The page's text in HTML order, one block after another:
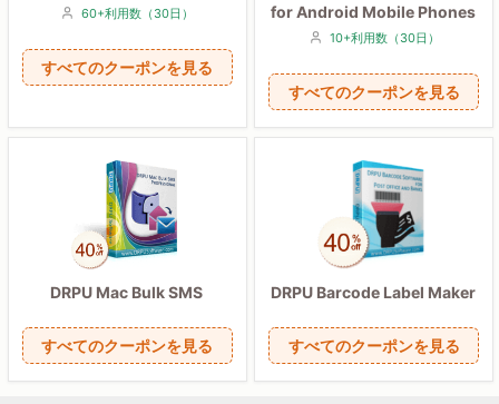
60+利用数（30日）
すべてのクーポンを見る
for Android Mobile Phones
10+利用数（30日）
すべてのクーポンを見る
DRPU Mac Bulk SMS
すべてのクーポンを見る
DRPU Barcode Label Maker
すべてのクーポンを見る